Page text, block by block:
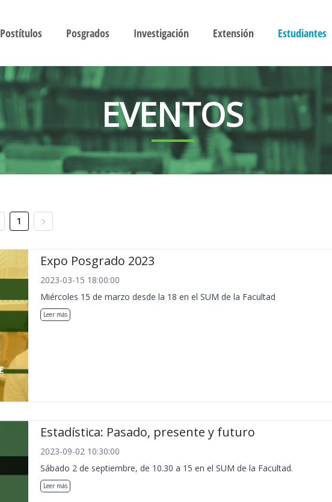
Postítulos Posgrados Investigación Extensión Estudiantes
EVENTOS
1
Expo Posgrado 2023
2023-03-15 18:00:00
Miércoles 15 de marzo desde la 18 en el SUM de la Facultad
Leer más
Estadística: Pasado, presente y futuro
2023-09-02 10:30:00
Sábado 2 de septiembre, de 10.30 a 15 en el SUM de la Facultad.
Leer más